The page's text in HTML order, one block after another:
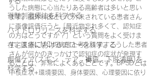
脊髄刺激療法を科学する
ハイドロリリースを科学する
在宅医療におけるエコーを科学する
創傷ケア(スキン テア、褥瘡、下肢潰瘍)を
科学する
うした病態に心当たりある高齢者は多いと思い
ます。脳外科医として外来されている患者さん
に画像評価行うと「最近物忘れ多くて、認知症
の方はどうですか？」という質問をよく受けま
す。まさにMCIの病態と考えます。こうした患者
さんが何かのきっかけで認知症の症状が発現す
ることは、非常によくあることです。BPSDとは
中核症状+環境要因、身体要因、心理要因に依り